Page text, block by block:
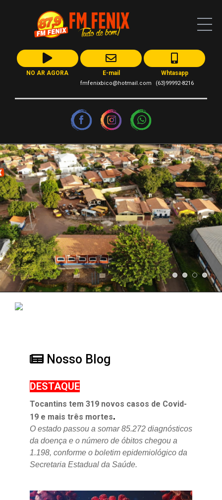
NO AR AGORA E-mail
fmfenixbico@hotmail.com
Whtasapp
(63)99992-8216
Nosso Blog
DESTAQUE
Tocantins tem 319 novos casos de Covid-
19 e mais três mortes.
O estado passou a somar 85.272 diagnósticos
da doença e o número de óbitos chegou a
1.198, conforme o boletim epidemiológico da
Secretaria Estadual da Saúde.